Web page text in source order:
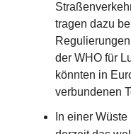
tragen dazu
der WHO für
könnten in
verbundenen
In einer